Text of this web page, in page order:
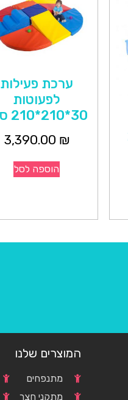
ערכת פעילות
לפעוטות
30*210*210 ס"מ
3,390.00 ₪
הוספה לסל
המוצרים שלנו
מתנפחים
מתקני חצר